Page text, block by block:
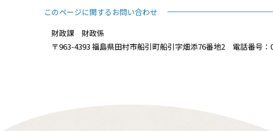
このページに関するお問い合わせ
財政課 財政係
〒963-4393 福島県田村市船引町船引字畑添76番地2 電話番号